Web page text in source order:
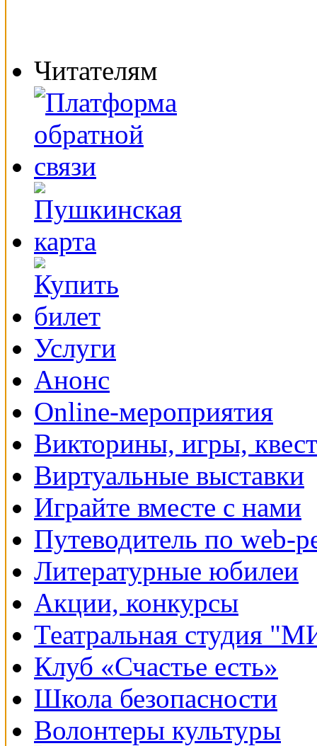
Читателям
Услуги
Анонс
Online-мероприятия
Викторины, игры,
Виртуальные выставки
Играйте вместе с нами
Путеводитель по web-
Литературные юбилеи
Акции, конкурсы
Театральная студия
Клуб «Счастье есть»
Школа безопасности
Волонтеры культуры